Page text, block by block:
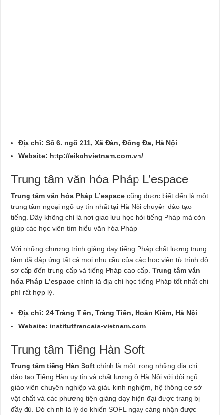
Địa chỉ: Số 6. ngõ 211, Xã Đàn, Đống Đa, Hà Nội
Website: http://eikohvietnam.com.vn/
Trung tâm văn hóa Pháp L’espace
Trung tâm văn hóa Pháp L’espace cũng được biết đến là một
trung tâm ngoại ngữ uy tín nhất tại Hà Nội chuyên đào tạo
tiếng. Đây không chỉ là nơi giao lưu học hỏi tiếng Pháp mà còn
giúp các học viên tìm hiểu văn hóa Pháp.
Với những chương trình giảng dạy tiếng Pháp chất lượng trung
tâm đã đáp ứng tất cả mọi nhu cầu của các học viên từ trình độ
sơ cấp đến trung cấp và tiếng Pháp cao cấp.Trung tâm văn
hóa Pháp L’espace chính là địa chỉ học tiếng Pháp tốt nhất chi
phí rất hợp lý.
Địa chỉ: 24 Tràng Tiền, Tràng Tiền, Hoàn Kiếm, Hà Nội
Website: institutfrancais-vietnam.com
Trung tâm Tiếng Hàn Soft
Trung tâm tiếng Hàn Softchính là một trong những địa chỉ
đào tạo Tiếng Hàn uy tín và chất lượng ở Hà Nội với đội ngũ
giáo viên chuyên nghiệp và giàu kinh nghiệm, hệ thống cơ sở
vật chất và các phương tiện giảng dạy hiện đại được trang bị
đầy đủ. Đó chính là lý do khiến SOFL ngày càng nhận được